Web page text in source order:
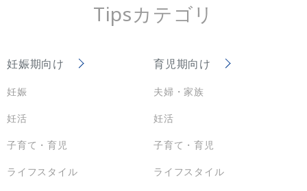
Tipsカテゴリ
妊娠期向け
妊娠
妊活
子育て・育児
ライフスタイル
育児期向け
夫婦・家族
妊活
子育て・育児
ライフスタイル